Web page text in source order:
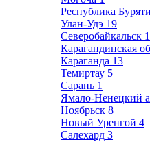
Республика
Улан-Удэ 19
Северобайкальск 1
Карагандинская
Караганда 13
Темиртау 5
Сарань 1
Ямало-Ненецкий
Ноябрьск 8
Новый Уренгой 4
Салехард 3